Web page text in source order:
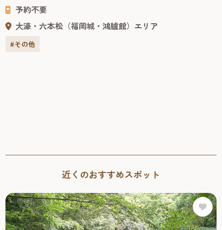
予約不要
大濠・六本松（福岡城・鴻臚館）エリア
#その他
近くのおすすめスポット